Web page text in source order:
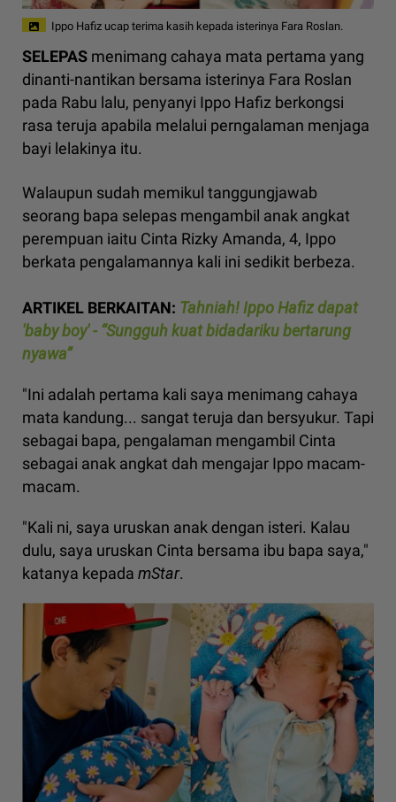
Ippo Hafiz ucap terima kasih kepada isterinya Fara Roslan.
SELEPAS menimang cahaya mata pertama yang
dinanti-nantikan bersama isterinya Fara Roslan
pada Rabu lalu, penyanyi Ippo Hafiz berkongsi
rasa teruja apabila melalui perngalaman menjaga
bayi lelakinya itu.
Walaupun sudah memikul tanggungjawab
seorang bapa selepas mengambil anak angkat
perempuan iaitu Cinta Rizky Amanda, 4, Ippo
berkata pengalamannya kali ini sedikit berbeza.
ARTIKEL BERKAITAN: Tahniah! Ippo Hafiz dapat
'baby boy' - “Sungguh kuat bidadariku bertarung
nyawa”
"Ini adalah pertama kali saya menimang cahaya
mata kandung... sangat teruja dan bersyukur. Tapi
sebagai bapa, pengalaman mengambil Cinta
sebagai anak angkat dah mengajar Ippo macam-
macam.
"Kali ni, saya uruskan anak dengan isteri. Kalau
dulu, saya uruskan Cinta bersama ibu bapa saya,"
katanya kepada mStar.